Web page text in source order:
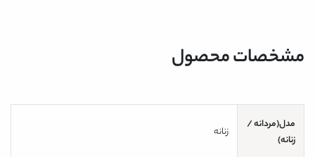
مشخصات محصول
مدل(مردانه /
زنانه)
زنانه